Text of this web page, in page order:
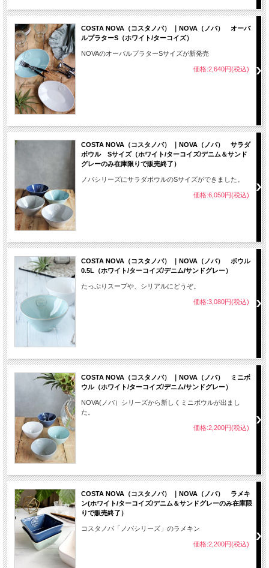
COSTA NOVA（コスタノバ） ｜NOVA（ノバ） オーバ
ルプラターS（ホワイト/ターコイズ）
NOVAのオーバルプラターSサイズが新発売
価格:2,640円(税込)
COSTA NOVA（コスタノバ） ｜NOVA（ノバ） サラダ
ボウル Sサイズ（ホワイト/ターコイズ/デニム＆サンド
グレーのみ在庫限りで販売終了）
ノバシリーズにサラダボウルのSサイズができました。
価格:6,050円(税込)
COSTA NOVA（コスタノバ） ｜NOVA（ノバ） ボウル
0.5L（ホワイト/ターコイズ/デニム/サンドグレー）
たっぷりスープや、シリアルにどうぞ。
価格:3,080円(税込)
COSTA NOVA（コスタノバ） ｜NOVA（ノバ） ミニボ
ウル（ホワイト/ターコイズ/デニム/サンドグレー）
NOVA(ノバ）シリーズから新しくミニボウルが出まし
た。
価格:2,200円(税込)
COSTA NOVA（コスタノバ） ｜NOVA（ノバ） ラメキ
ン(ホワイト/ターコイズ/デニム＆サンドグレーのみ在庫限
りで販売終了）
コスタノバ「ノバシリーズ」のラメキン
価格:2,200円(税込)